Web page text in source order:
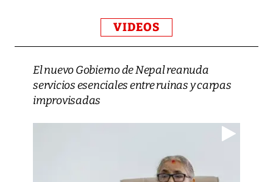
VIDEOS
El nuevo Gobierno de Nepal reanuda
servicios esenciales entre ruinas y carpas
improvisadas